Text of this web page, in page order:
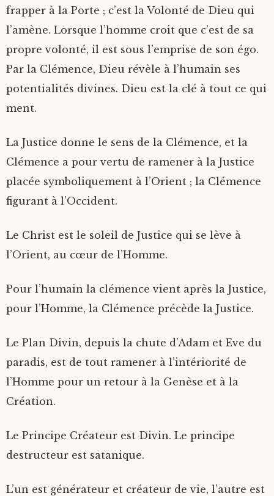
frapper à la Porte ; c’est la Volonté de Dieu qui
l’amène. Lorsque l’homme croit que c’est de sa
propre volonté, il est sous l’emprise de son égo.
Par la Clémence, Dieu révèle à l’humain ses
potentialités divines. Dieu est la clé à tout ce qui
ment.
La Justice donne le sens de la Clémence, et la
Clémence a pour vertu de ramener à la Justice
placée symboliquement à l’Orient ; la Clémence
figurant à l’Occident.
Le Christ est le soleil de Justice qui se lève à
l’Orient, au cœur de l’Homme.
Pour l’humain la clémence vient après la Justice,
pour l’Homme, la Clémence précède la Justice.
Le Plan Divin, depuis la chute d’Adam et Eve du
paradis, est de tout ramener à l’intériorité de
l’Homme pour un retour à la Genèse et à la
Création.
Le Principe Créateur est Divin. Le principe
destructeur est satanique.
L’un est générateur et créateur de vie, l’autre est